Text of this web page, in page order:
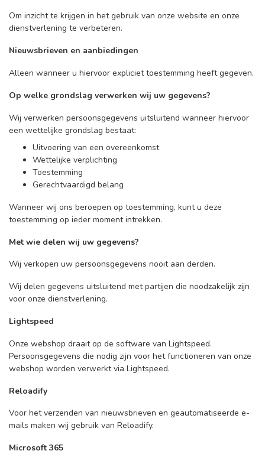
Om inzicht te krijgen in het gebruik van onze website en onze
dienstverlening te verbeteren.
Nieuwsbrieven en aanbiedingen
Alleen wanneer u hiervoor expliciet toestemming heeft gegeven.
Op welke grondslag verwerken wij uw gegevens?
Wij verwerken persoonsgegevens uitsluitend wanneer hiervoor
een wettelijke grondslag bestaat:
Uitvoering van een overeenkomst
Wettelijke verplichting
Toestemming
Gerechtvaardigd belang
Wanneer wij ons beroepen op toestemming, kunt u deze
toestemming op ieder moment intrekken.
Met wie delen wij uw gegevens?
Wij verkopen uw persoonsgegevens nooit aan derden.
Wij delen gegevens uitsluitend met partijen die noodzakelijk zijn
voor onze dienstverlening.
Lightspeed
Onze webshop draait op de software van Lightspeed.
Persoonsgegevens die nodig zijn voor het functioneren van onze
webshop worden verwerkt via Lightspeed.
Reloadify
Voor het verzenden van nieuwsbrieven en geautomatiseerde e-
mails maken wij gebruik van Reloadify.
Microsoft 365